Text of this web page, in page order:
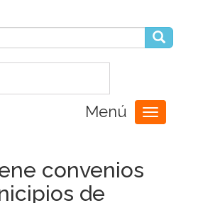
Menú
Toggle
navigation
convenios
de